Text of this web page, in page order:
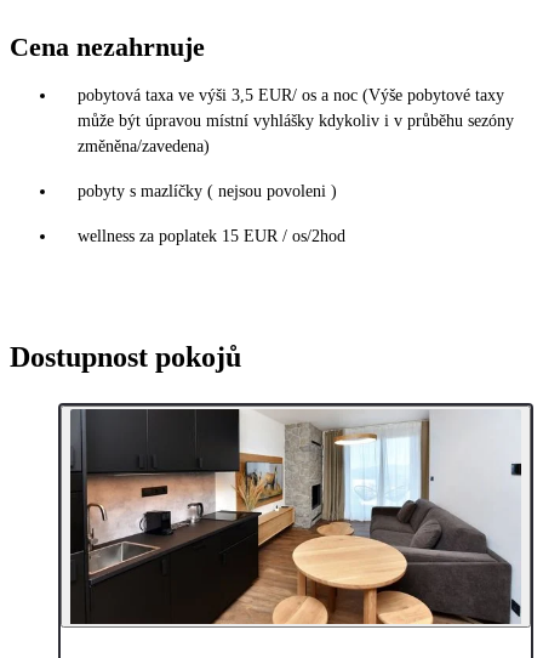
Cena nezahrnuje
pobytová taxa ve výši 3,5 EUR/ os a noc (Výše pobytové taxy
může být úpravou místní vyhlášky kdykoliv i v průběhu sezóny
změněna/zavedena)
pobyty s mazlíčky ( nejsou povoleni )
wellness za poplatek 15 EUR / os/2hod
Dostupnost pokojů